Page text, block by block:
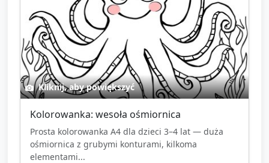
Kliknij, aby powiększyć
Kolorowanka: wesoła ośmiornica
Prosta kolorowanka A4 dla dzieci 3–4 lat — duża
ośmiornica z grubymi konturami, kilkoma
elementami...